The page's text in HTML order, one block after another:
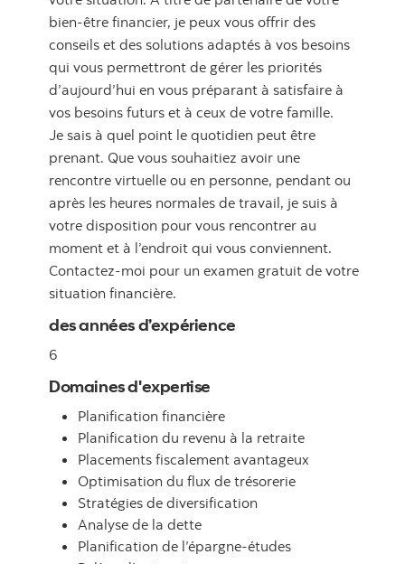
bien-être financier, je peux vous offrir des
conseils et des solutions adaptés à vos besoins
qui vous permettront de gérer les priorités
d’aujourd’hui en vous préparant à satisfaire à
vos besoins futurs et à ceux de votre famille.
Je sais à quel point le quotidien peut être
prenant. Que vous souhaitiez avoir une
rencontre virtuelle ou en personne, pendant ou
après les heures normales de travail, je suis à
votre disposition pour vous rencontrer au
moment et à l’endroit qui vous conviennent.
Contactez-moi pour un examen gratuit de votre
situation financière.
des années d’expérience
6
Domaines d'expertise
Planification financière
Planification du revenu à la retraite
Placements fiscalement avantageux
Optimisation du flux de trésorerie
Stratégies de diversification
Analyse de la dette
Planification de l’épargne-études